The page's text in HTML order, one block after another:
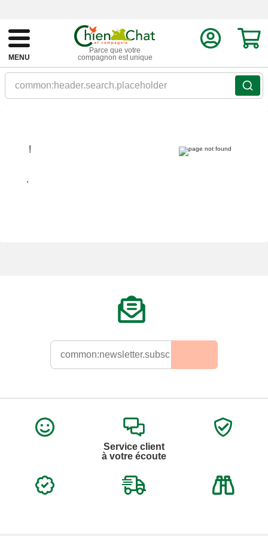
MENU
Parce que votre
compagnon est unique
common:header.search.placeholder
!
.
Service client
à votre écoute